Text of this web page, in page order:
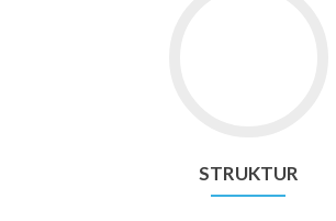
STRUKTUR